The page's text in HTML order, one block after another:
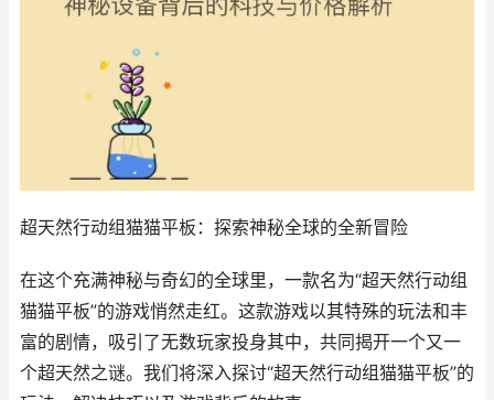
超天然行动组猫猫平板：探索神秘全球的全新冒险
在这个充满神秘与奇幻的全球里，一款名为“超天然行动组
猫猫平板”的游戏悄然走红。这款游戏以其特殊的玩法和丰
富的剧情，吸引了无数玩家投身其中，共同揭开一个又一
个超天然之谜。我们将深入探讨“超天然行动组猫猫平板”的